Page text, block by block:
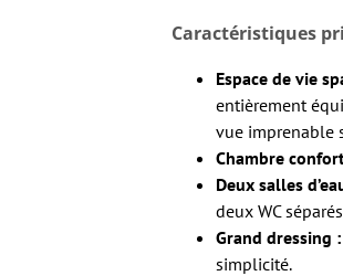
Caractéristiques
Espace de vie
entièrement
vue imprenable
Chambre
Deux salles
deux WC
Grand dressing :
simplicité.